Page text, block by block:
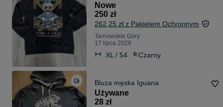
Nowe
250 zł
262,25 zł z Pakietem Ochronnym
Tarnowskie Góry
17 lipca 2026
XL / 54 Czarny
Bluza męska Iguana
Używane
28 zł